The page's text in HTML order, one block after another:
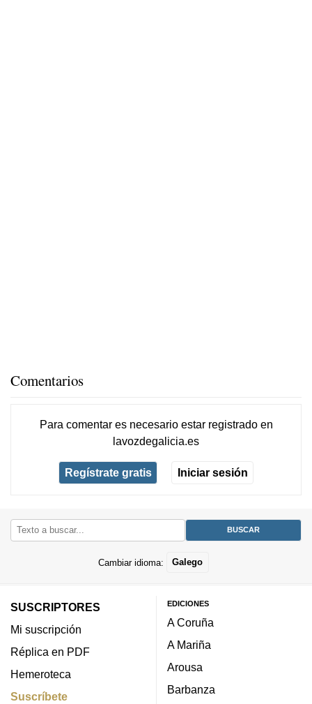
Comentarios
Para comentar es necesario estar registradoen
lavozdegalicia.es
Regístrate gratis Iniciar sesión
Cambiar idioma: Galego
SUSCRIPTORES
Mi suscripción
Réplica en PDF
Hemeroteca
Suscríbete
EDICIONES
A Coruña
A Mariña
Arousa
Barbanza